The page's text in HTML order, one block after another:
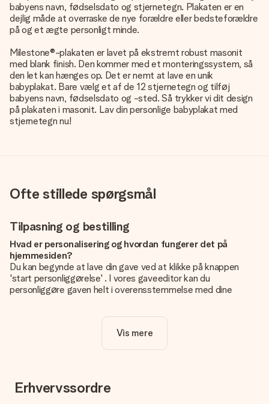
babyens navn, fødselsdato og stjernetegn. Plakaten er en
dejlig måde at overraske de nye forældre eller bedsteforældre
på og et ægte personligt minde.
Milestone®-plakaten er lavet på ekstremt robust masonit
med blank finish. Den kommer med et monteringssystem, så
den let kan hænges op. Det er nemt at lave en unik
babyplakat. Bare vælg et af de 12 stjernetegn og tilføj
babyens navn, fødselsdato og -sted. Så trykker vi dit design
på plakaten i masonit. Lav din personlige babyplakat med
stjernetegn nu!
Ofte stillede spørgsmål
Tilpasning og bestilling
Hvad er personalisering og hvordan fungerer det på
hjemmesiden?
Du kan begynde at lave din gave ved at klikke på knappen
'start personliggørelse' . I vores gaveeditor kan du
personliggøre gaven helt i overensstemmelse med dine
Er personalisering inkluderet i prisen?
Prisen der vises på hjemmesiden omfatter personliggørelse
Hvordan ved jeg, om mit billede har den rigtige kvalitet?
Vi vil være sikre på, at du er helt tilfreds med din gave. Derfor
Vis mere
Erhvervssordre